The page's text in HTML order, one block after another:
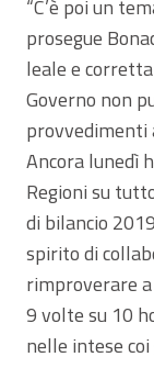
“C’è poi un
prosegue
leale e
Governo non
provvedimenti
Ancora lunedì
Regioni su
di bilancio
spirito di
rimproverare
9 volte su 10
nelle intese